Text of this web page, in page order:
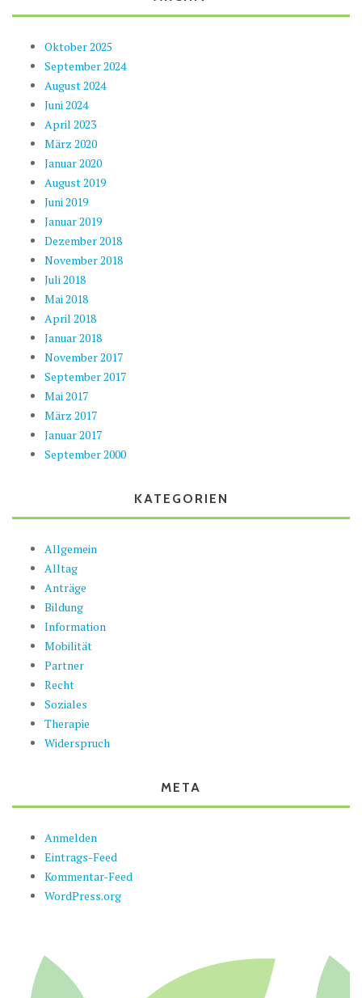
Oktober 2025
September 2024
August 2024
Juni 2024
April 2023
März 2020
Januar 2020
August 2019
Juni 2019
Januar 2019
Dezember 2018
November 2018
Juli 2018
Mai 2018
April 2018
Januar 2018
November 2017
September 2017
Mai 2017
März 2017
Januar 2017
September 2000
KATEGORIEN
Allgemein
Alltag
Anträge
Bildung
Information
Mobilität
Partner
Recht
Soziales
Therapie
Widerspruch
META
Anmelden
Eintrags-Feed
Kommentar-Feed
WordPress.org